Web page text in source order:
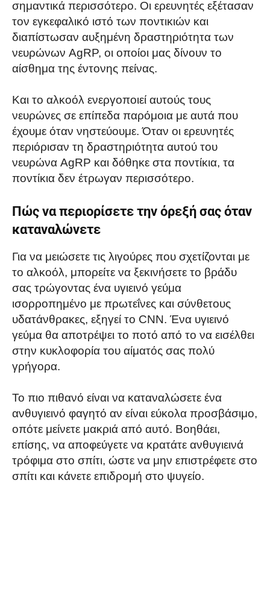
σημαντικά περισσότερο. Οι ερευνητές εξέτασαν
τον εγκεφαλικό ιστό των ποντικιών και
διαπίστωσαν αυξημένη δραστηριότητα των
νευρώνων AgRP, οι οποίοι μας δίνουν το
αίσθημα της έντονης πείνας.
Και το αλκοόλ ενεργοποιεί αυτούς τους
νευρώνες σε επίπεδα παρόμοια με αυτά που
έχουμε όταν νηστεύουμε. Όταν οι ερευνητές
περιόρισαν τη δραστηριότητα αυτού του
νευρώνα AgRP και δόθηκε στα ποντίκια, τα
ποντίκια δεν έτρωγαν περισσότερο.
Πώς να περιορίσετε την όρεξή σας όταν
καταναλώνετε
Για να μειώσετε τις λιγούρες που σχετίζονται με
το αλκοόλ, μπορείτε να ξεκινήσετε το βράδυ
σας τρώγοντας ένα υγιεινό γεύμα
ισορροπημένο με πρωτεΐνες και σύνθετους
υδατάνθρακες, εξηγεί το CNN. Ένα υγιεινό
γεύμα θα αποτρέψει το ποτό από το να εισέλθει
στην κυκλοφορία του αίματός σας πολύ
γρήγορα.
Το πιο πιθανό είναι να καταναλώσετε ένα
ανθυγιεινό φαγητό αν είναι εύκολα προσβάσιμο,
οπότε μείνετε μακριά από αυτό. Βοηθάει,
επίσης, να αποφεύγετε να κρατάτε ανθυγιεινά
τρόφιμα στο σπίτι, ώστε να μην επιστρέφετε στο
σπίτι και κάνετε επιδρομή στο ψυγείο.